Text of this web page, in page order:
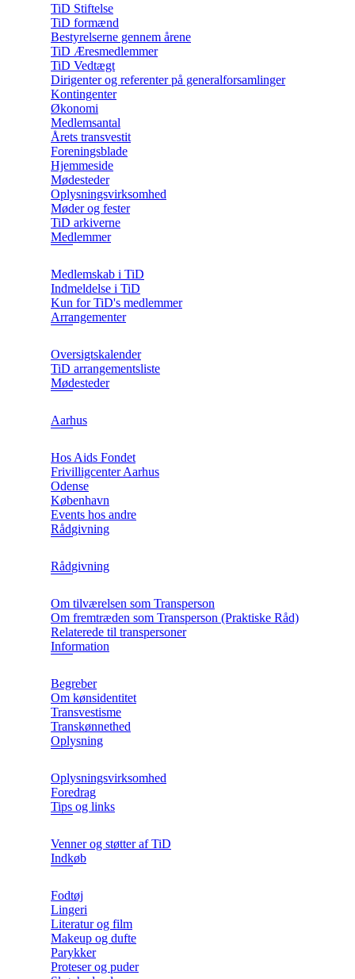
TiD Stiftelse
TiD formænd
Bestyrelserne gennem årene
TiD Æresmedlemmer
TiD Vedtægt
Dirigenter og referenter på generalforsamlinger
Kontingenter
Økonomi
Medlemsantal
Årets transvestit
Foreningsblade
Hjemmeside
Mødesteder
Oplysningsvirksomhed
Møder og fester
TiD arkiverne
Medlemmer
Medlemskab i TiD
Indmeldelse i TiD
Kun for TiD's medlemmer
Arrangementer
Oversigtskalender
TiD arrangementsliste
Mødesteder
Aarhus
Hos Aids Fondet
Frivilligcenter Aarhus
Odense
København
Events hos andre
Rådgivning
Rådgivning
Om tilværelsen som Transperson
Om fremtræden som Transperson (Praktiske Råd)
Relaterede til transpersoner
Information
Begreber
Om kønsidentitet
Transvestisme
Transkønnethed
Oplysning
Oplysningsvirksomhed
Foredrag
Tips og links
Venner og støtter af TiD
Indkøb
Fodtøj
Lingeri
Literatur og film
Makeup og dufte
Parykker
Proteser og puder